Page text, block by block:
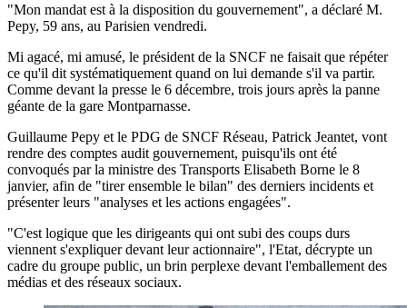
"Mon mandat est à la disposition du gouvernement", a déclaré M.
Pepy, 59 ans, au Parisien vendredi.
Mi agacé, mi amusé, le président de la SNCF ne faisait que répéter
ce qu'il dit systématiquement quand on lui demande s'il va partir.
Comme devant la presse le 6 décembre, trois jours après la panne
géante de la gare Montparnasse.
Guillaume Pepy et le PDG de SNCF Réseau, Patrick Jeantet, vont
rendre des comptes audit gouvernement, puisqu'ils ont été
convoqués par la ministre des Transports Elisabeth Borne le 8
janvier, afin de "tirer ensemble le bilan" des derniers incidents et
présenter leurs "analyses et les actions engagées".
"C'est logique que les dirigeants qui ont subi des coups durs
viennent s'expliquer devant leur actionnaire", l'Etat, décrypte un
cadre du groupe public, un brin perplexe devant l'emballement des
médias et des réseaux sociaux.